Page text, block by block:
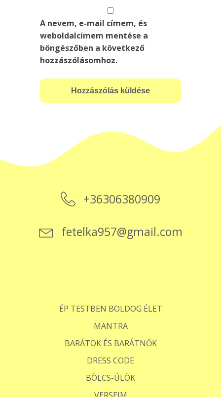
A nevem, e-mail címem, és
weboldalcímem mentése a
böngészőben a következő
hozzászólásomhoz.
+36306380909
fetelka957@gmail.com
ÉP TESTBEN BOLDOG ÉLET
MANTRA
BARÁTOK ÉS BARÁTNŐK
DRESS CODE
BÖLCS-ÜLÖK